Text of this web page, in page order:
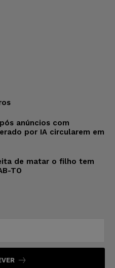
anúncios com
por IA circularem em
de matar o filho tem
TO